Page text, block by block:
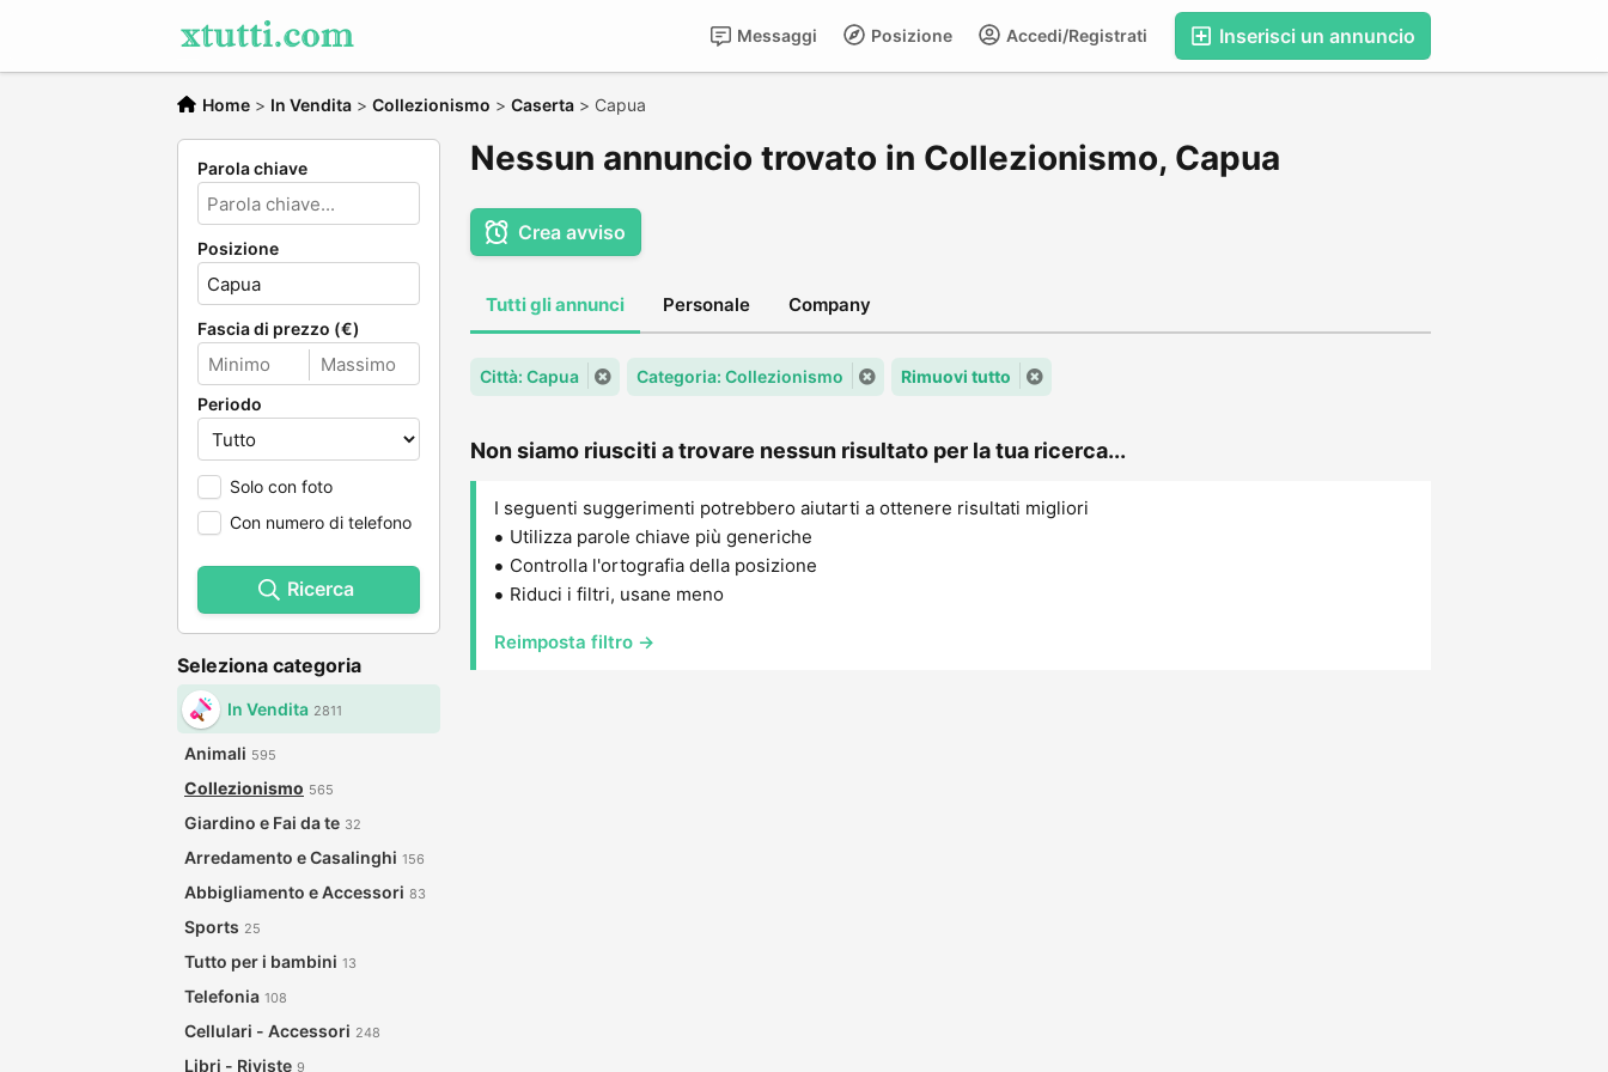
Inserisci un annuncio
Accedi/Registrati
Posizione
Messaggi
Home > In Vendita > Collezionismo > Caserta > Capua
Parola chiave
Posizione
Fascia di prezzo (€)
Periodo
Solo con foto
Con numero di telefono
Ricerca
Seleziona categoria
In Vendita 2811
Animali 595
Collezionismo 565
Giardino e Fai da te 32
Arredamento e Casalinghi 156
Abbigliamento e Accessori 83
Sports 25
Tutto per i bambini 13
Telefonia 108
Cellulari - Accessori 248
Libri - Riviste 9
Nessun annuncio trovato in Collezionismo, Capua
Crea avviso
Tutti gli annunci Personale Company
Città: Capua Categoria: Collezionismo Rimuovi tutto
Non siamo riusciti a trovare nessun risultato per la tua ricerca...
I seguenti suggerimenti potrebbero aiutarti a ottenere risultati migliori
Utilizza parole chiave più generiche
Controlla l'ortografia della posizione
Riduci i filtri, usane meno
Reimposta filtro →